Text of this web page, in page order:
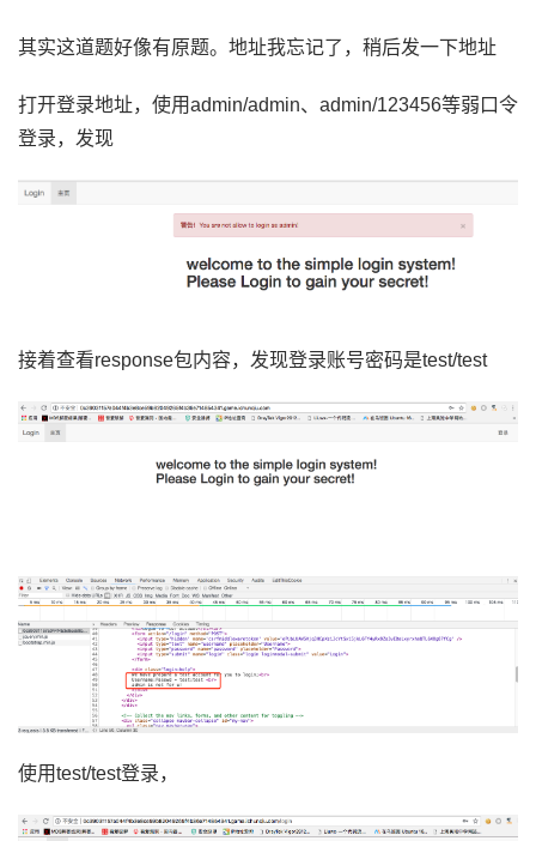
其实这道题好像有原题。地址我忘记了，稍后发一下地址
打开登录地址，使用admin/admin、admin/123456等弱口令
登录，发现
接着查看response包内容，发现登录账号密码是test/test
使用test/test登录，